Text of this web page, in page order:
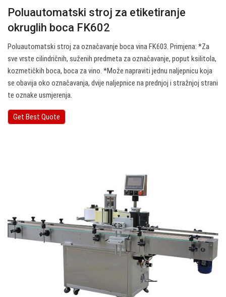
Poluautomatski stroj za etiketiranje
okruglih boca FK602
Poluautomatski stroj za označavanje boca vina FK603. Primjena: *Za
sve vrste cilindričnih, suženih predmeta za označavanje, poput ksilitola,
kozmetičkih boca, boca za vino. *Može napraviti jednu naljepnicu koja
se obavija oko označavanja, dvije naljepnice na prednjoj i stražnjoj strani
te oznake usmjerenja.
Get Best Quote